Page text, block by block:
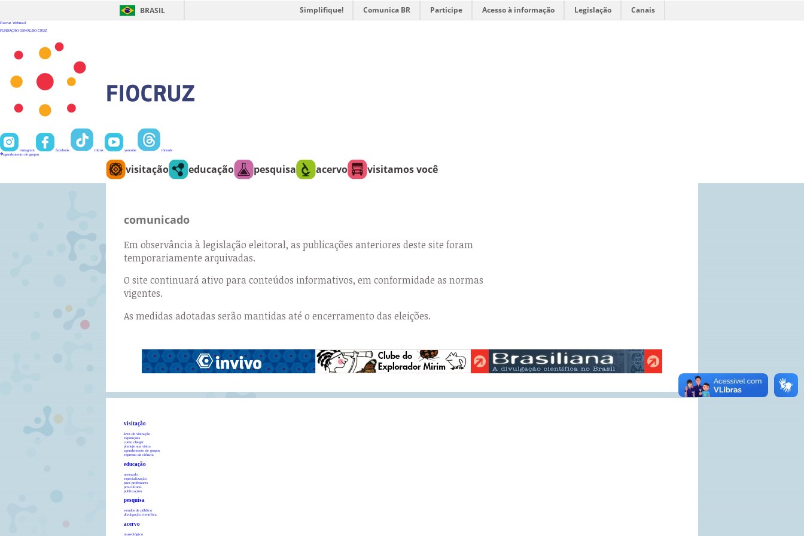
BRASIL Simplifique! Comunica BR Participe Acesso à informação Legislação Canais
Fiocruz Webmail
FUNDAÇÃO OSWALDO CRUZ
instagram facebook tiktok youtube
threads
agendamento de grupos
visitação educação pesquisa acervo visitamos você
comunicado
Em observância à legislação eleitoral, as publicações anteriores deste site foram
temporariamente arquivadas.
O site continuará ativo para conteúdos informativos, em conformidade as normas
vigentes.
As medidas adotadas serão mantidas até o encerramento das eleições.
visitação
área de visitação
exposições
como chegar
planeje sua visita
agendamento de grupos
expresso da ciência
educação
mestrado
especialização
para professores
pró-cultural
publicações
pesquisa
estudos de público
divulgação científica
acervo
museológico